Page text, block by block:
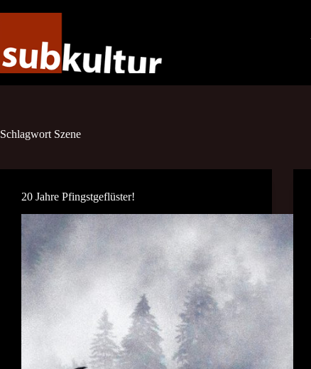
Schlagwort Szene
20 Jahre Pfingstgeflüster!